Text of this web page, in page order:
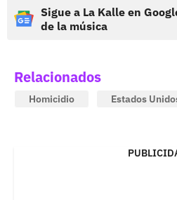
Sigue a La Kalle en
de la música
Relacionados
Homicidio Estados